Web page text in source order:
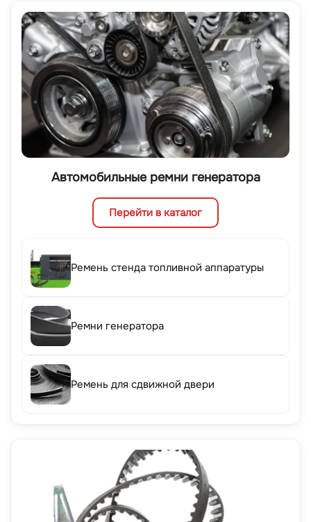
Автомобильные ремни генератора
Перейти в каталог
Ремень стенда топливной аппаратуры
Ремни генератора
Ремень для сдвижной двери